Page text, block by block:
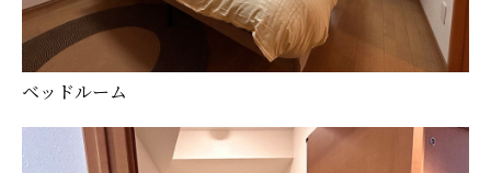
ベッドルーム